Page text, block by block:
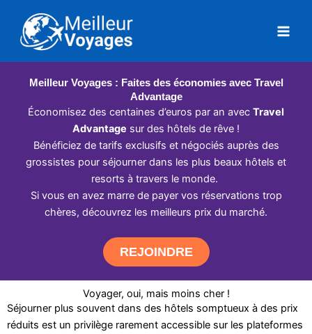
contenu
Meilleur Voyages : Faites des économies avec Travel
Advantage
Économisez des centaines d’euros par an avec Travel
Advantage sur des hôtels de rêve !
Bénéficiez de tarifs exclusifs et négociés auprès des
grossistes pour séjourner dans les plus beaux hôtels et
resorts à travers le monde.
Si vous en avez marre de payer vos réservations trop
chères, découvrez les meilleurs prix du marché.
REJOINDRE
Voyager, oui, mais moins cher !
Séjourner plus souvent dans des hôtels somptueux à des prix
réduits est un privilège rarement accessible sur les plateformes